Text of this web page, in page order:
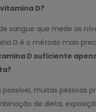
D?
sangue que mede os
D é o método mais
D suficiente
possível, muitas pessoas
de dieta,